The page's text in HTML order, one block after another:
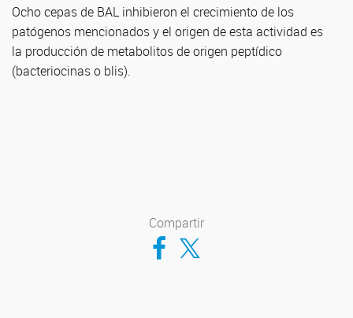
Ocho cepas de BAL inhibieron el crecimiento de los
patógenos mencionados y el origen de esta actividad es
la producción de metabolitos de origen peptídico
(bacteriocinas o blis).
Compartir
Compartir en Facebook
Compartir en Twitter